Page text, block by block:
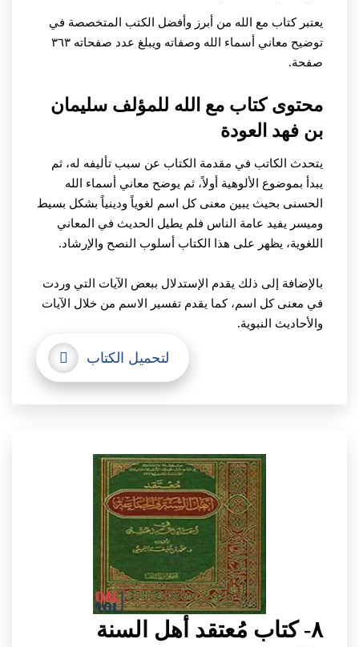
يعتبر كتاب مع الله من أبرز وأفضل الكتب المتخصصة في
توضيح معاني أسماء الله وصفاته ويبلغ عدد صفحاته ٣٦٣
صفحة.
محتوى كتاب مع الله للمؤلف سليمان
بن فهد العودة
يتحدث الكاتب في مقدمة الكتاب عن سبب تأليفه له، ثم
يبدأ بموضوع الألوهية أولاً، ثم يوضح معاني أسماء الله
الحسنى بحيث يبين معنى كل اسم لغوياً ودينياً بشكل بسيط
وميسر يفيد عامة الناس فلم يطيل الحديث في المعاني
اللغوية، يظهر على هذا الكتاب أسلوب النصح والإرشاد.
بالإضافة إلى ذلك يقدم الإستدلال ببعض الآيات التي وردت
في معنى كل اسم، كما يقدم تفسير الاسم من خلال الآيات
والأحاديث النبوية.
لتحميل الكتاب
٨- كتاب مُعتقد أهل السنة